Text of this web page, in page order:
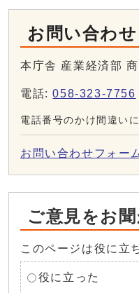
お問い合わせ
本庁舎 産業経済部
電話:058-323-7756
電話番号のかけ間違い
お問い合わせフォー
ご意見をお
このページは役に立
役に立った